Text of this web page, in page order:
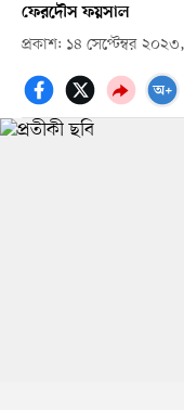
ফেরদৌস ফয়সাল
প্রকাশ: ১৪ সেপ্টেম্বর